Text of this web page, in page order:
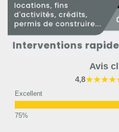
Avis
4,8
Excellent